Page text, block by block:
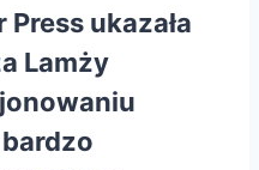
Press ukazała
Lamży